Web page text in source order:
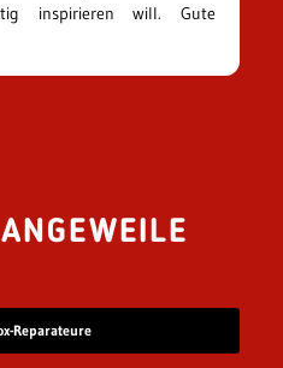
inspirieren will. Gute
Reparateure